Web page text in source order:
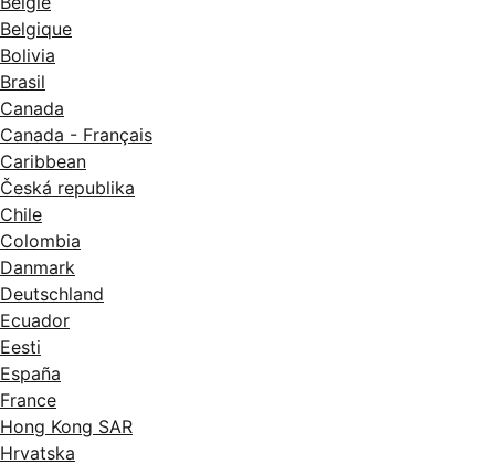
Belgique
Bolivia
Brasil
Canada
Canada - Français
Caribbean
Česká republika
Chile
Colombia
Danmark
Deutschland
Ecuador
Eesti
España
France
Hong Kong SAR
Hrvatska